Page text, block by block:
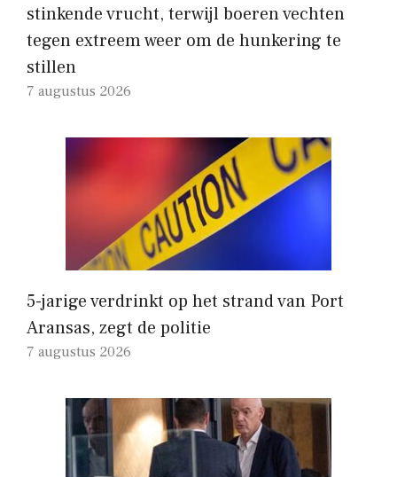
stinkende vrucht, terwijl boeren vechten
tegen extreem weer om de hunkering te
stillen
7 augustus 2026
5-jarige verdrinkt op het strand van Port
Aransas, zegt de politie
7 augustus 2026